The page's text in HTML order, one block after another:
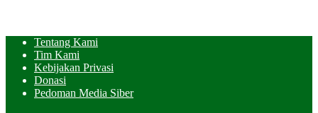
Tentang Kami
Tim Kami
Kebijakan Privasi
Donasi
Pedoman Media Siber